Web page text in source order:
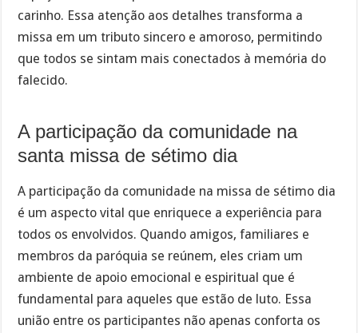
carinho. Essa atenção aos detalhes transforma a
missa em um tributo sincero e amoroso, permitindo
que todos se sintam mais conectados à memória do
falecido.
A participação da comunidade na
santa missa de sétimo dia
A participação da comunidade na missa de sétimo dia
é um aspecto vital que enriquece a experiência para
todos os envolvidos. Quando amigos, familiares e
membros da paróquia se reúnem, eles criam um
ambiente de apoio emocional e espiritual que é
fundamental para aqueles que estão de luto. Essa
união entre os participantes não apenas conforta os